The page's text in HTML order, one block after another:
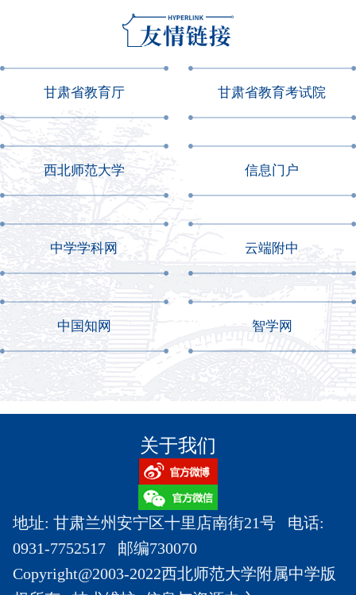
甘肃省教育厅 甘肃省教育考试院
西北师范大学 信息门户
中学学科网 云端附中
中国知网 智学网
关于我们
地址: 甘肃兰州安宁区十里店南街21号 电话:
0931-7752517 邮编730070
Copyright@2003-2022西北师范大学附属中学版